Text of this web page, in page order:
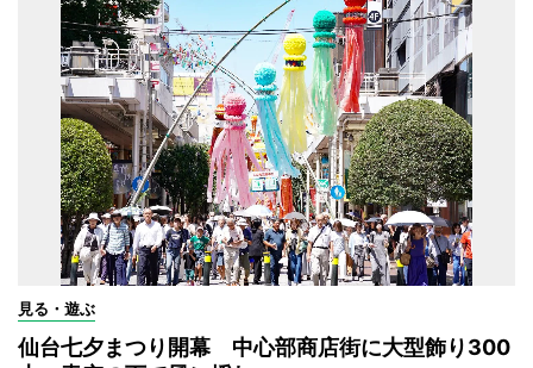
見る・遊ぶ
仙台七夕まつり開幕 中心部商店街に大型飾り300